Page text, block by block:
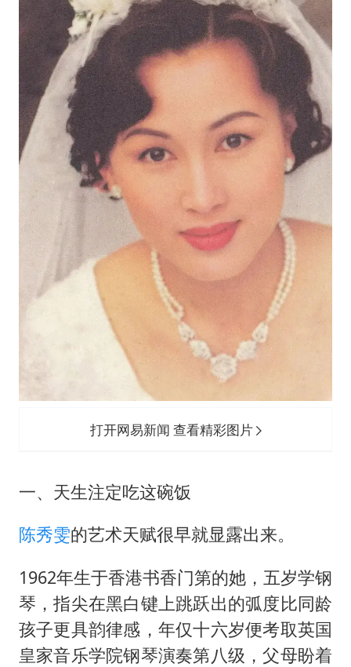
打开网易新闻 查看精彩图片
一、天生注定吃这碗饭
陈秀雯的艺术天赋很早就显露出来。
1962年生于香港书香门第的她，五岁学钢
琴，指尖在黑白键上跳跃出的弧度比同龄
孩子更具韵律感，年仅十六岁便考取英国
皇家音乐学院钢琴演奏第八级，父母盼着